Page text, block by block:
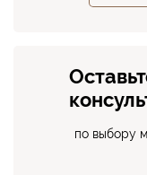
по выбору